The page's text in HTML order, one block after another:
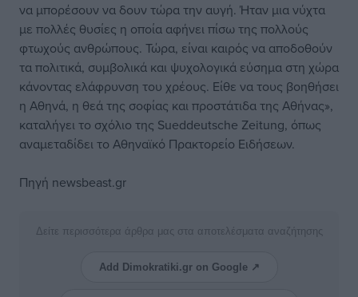
να μπορέσουν να δουν τώρα την αυγή. Ήταν μια νύχτα
με πολλές θυσίες η οποία αφήνει πίσω της πολλούς
φτωχούς ανθρώπους. Τώρα, είναι καιρός να αποδοθούν
τα πολιτικά, συμβολικά και ψυχολογικά εύσημα στη χώρα
κάνοντας ελάφρυνση του χρέους. Είθε να τους βοηθήσει
η Αθηνά, η θεά της σοφίας και προστάτιδα της Αθήνας»,
καταλήγει το σχόλιο της Sueddeutsche Zeitung, όπως
αναμεταδίδει το Αθηναϊκό Πρακτορείο Ειδήσεων.
Πηγή newsbeast.gr
Δείτε περισσότερα άρθρα μας στα αποτελέσματα αναζήτησης
Add Dimokratiki.gr on Google ↗